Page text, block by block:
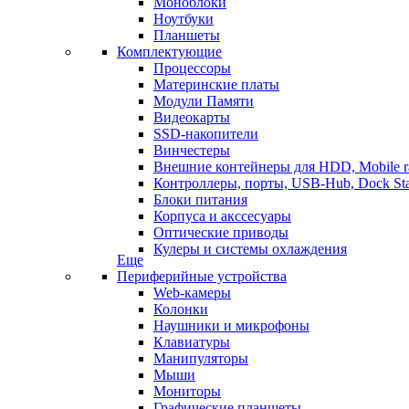
Ноутбуки
Планшеты
Комплектующие
Процессоры
Материнские платы
Модули Памяти
Видеокарты
SSD-накопители
Винчестеры
Внешние контейнеры для HDD, Mobile
Контроллеры, порты, USB-Hub, Dock
Блоки питания
Корпуса и акссесуары
Оптические приводы
Кулеры и системы охлаждения
Еще
Периферийные устройства
Web-камеры
Колонки
Наушники и микрофоны
Клавиатуры
Манипуляторы
Мыши
Мониторы